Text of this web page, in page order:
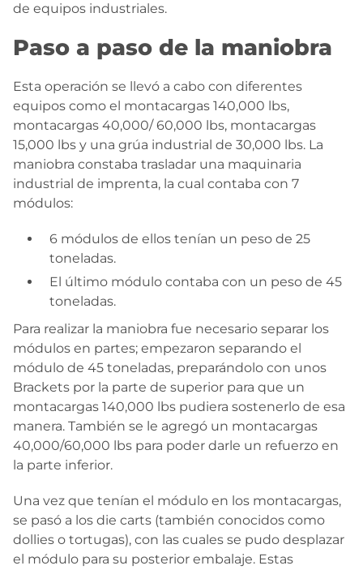
de equipos industriales.
Paso a paso de la maniobra
Esta operación se llevó a cabo con diferentes
equipos como el montacargas 140,000 lbs,
montacargas 40,000/ 60,000 lbs, montacargas
15,000 lbs y una grúa industrial de 30,000 lbs. La
maniobra constaba trasladar una maquinaria
industrial de imprenta, la cual contaba con 7
módulos:
6 módulos de ellos tenían un peso de 25
toneladas.
El último módulo contaba con un peso de 45
toneladas.
Para realizar la maniobra fue necesario separar los
módulos en partes; empezaron separando el
módulo de 45 toneladas, preparándolo con unos
Brackets por la parte de superior para que un
montacargas 140,000 lbs pudiera sostenerlo de esa
manera. También se le agregó un montacargas
40,000/60,000 lbs para poder darle un refuerzo en
la parte inferior.
Una vez que tenían el módulo en los montacargas,
se pasó a los die carts (también conocidos como
dollies o tortugas), con las cuales se pudo desplazar
el módulo para su posterior embalaje. Estas